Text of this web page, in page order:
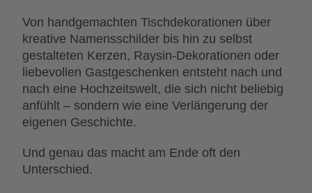
Von handgemachten Tischdekorationen über
kreative Namensschilder bis hin zu selbst
gestalteten Kerzen, Raysin-Dekorationen oder
liebevollen Gastgeschenken entsteht nach und
nach eine Hochzeitswelt, die sich nicht beliebig
anfühlt – sondern wie eine Verlängerung der
eigenen Geschichte.
Und genau das macht am Ende oft den
Unterschied.